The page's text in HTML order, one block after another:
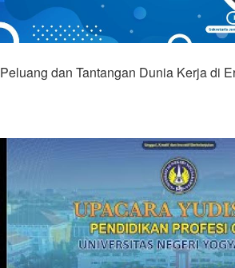
Peluang dan Tantangan Dunia Kerja di